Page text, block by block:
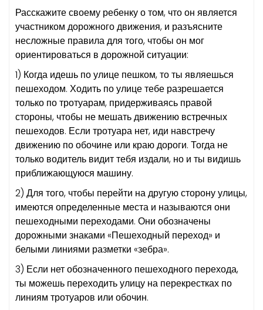
Расскажите своему ребенку о том, что он является
участником дорожного движения, и разъясните
несложные правила для того, чтобы он мог
ориентироваться в дорожной ситуации:
1) Когда идешь по улице пешком, то ты являешься
пешеходом. Ходить по улице тебе разрешается
только по тротуарам, придерживаясь правой
стороны, чтобы не мешать движению встречных
пешеходов. Если тротуара нет, иди навстречу
движению по обочине или краю дороги. Тогда не
только водитель видит тебя издали, но и ты видишь
приближающуюся машину.
2) Для того, чтобы перейти на другую сторону улицы,
имеются определенные места и называются они
пешеходными переходами. Они обозначены
дорожными знаками «Пешеходный переход» и
белыми линиями разметки «зебра».
3) Если нет обозначенного пешеходного перехода,
ты можешь переходить улицу на перекрестках по
линиям тротуаров или обочин.